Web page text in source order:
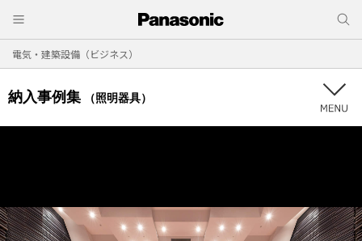
電気・建築設備（ビジネス）
納入事例集 （照明器具）